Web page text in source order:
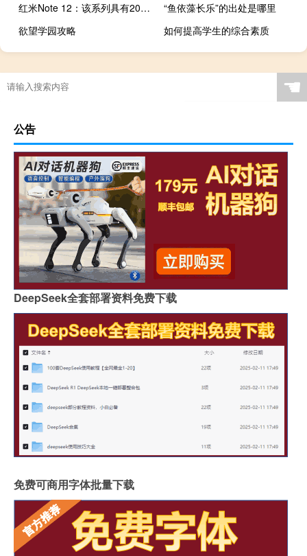
红米Note 12：该系列具有2023年的新型号质量/价格
“鱼依藻长乐”的出处是哪里
欲望学园攻略
如何提高学生的综合素质
☚
公告
DeepSeek全套部署资料免费下载
免费可商用字体批量下载